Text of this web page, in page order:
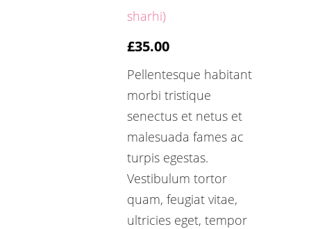
Xaridorlarning
1
reytingiga
50an5.00
sharhi)
£35.00
Pellentesque habitant
morbi tristique
senectus et netus et
malesuada fames ac
turpis egestas.
Vestibulum tortor
quam, feugiat vitae,
ultricies eget, tempor